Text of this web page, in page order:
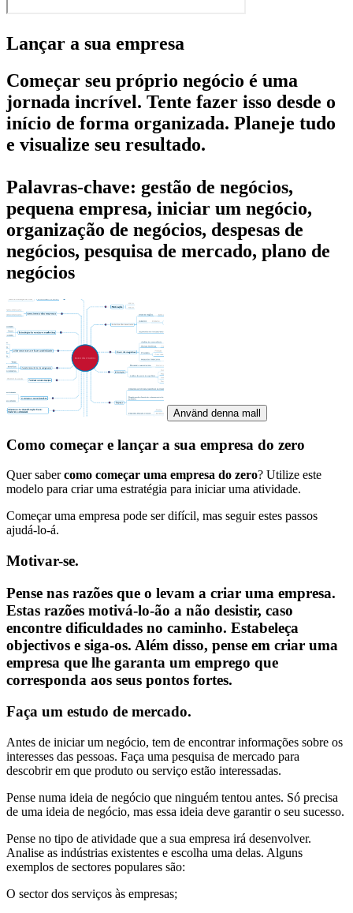
Lançar a sua empresa
Começar seu próprio negócio é uma
jornada incrível. Tente fazer isso desde o
início de forma organizada. Planeje tudo
e visualize seu resultado.
Palavras-chave: gestão de negócios,
pequena empresa, iniciar um negócio,
organização de negócios, despesas de
negócios, pesquisa de mercado, plano de
negócios
Använd denna mall
Como começar e lançar a sua empresa do zero
Quer sabercomo começar uma empresa do zero? Utilize este
modelo para criar uma estratégia para iniciar uma atividade.
Começar uma empresa pode ser difícil, mas seguir estes passos
ajudá-lo-á.
Motivar-se.
Pense nas razões que o levam a criar uma empresa.
Estas razões motivá-lo-ão a não desistir, caso
encontre dificuldades no caminho. Estabeleça
objectivos e siga-os. Além disso, pense em criar uma
empresa que lhe garanta um emprego que
corresponda aos seus pontos fortes.
Faça um estudo de mercado.
Antes de iniciar um negócio, tem de encontrar informações sobre os
interesses das pessoas. Faça uma pesquisa de mercado para
descobrir em que produto ou serviço estão interessadas.
Pense numa ideia de negócio que ninguém tentou antes. Só precisa
de uma ideia de negócio, mas essa ideia deve garantir o seu sucesso.
Pense no tipo de atividade que a sua empresa irá desenvolver.
Analise as indústrias existentes e escolha uma delas. Alguns
exemplos de sectores populares são:
O sector dos serviços às empresas;